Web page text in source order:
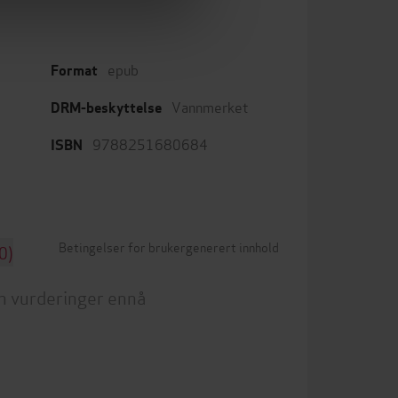
Format epub
DRM-beskyttelse Vannmerket
ISBN 9788251680684
Betingelser for brukergenerert innhold
vurderinger ennå